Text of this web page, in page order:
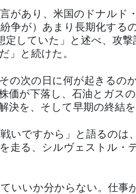
があり、米国のドナルド
争が）あまり長期化する
定していた」と述べ、攻撃
」と続けた。
の次の日に何が起きるの
価が下落し、石油とガス
決を、そして早期の終結を
いですから」と語るのは
走る、シルヴェストル・
いいか分からない。仕事